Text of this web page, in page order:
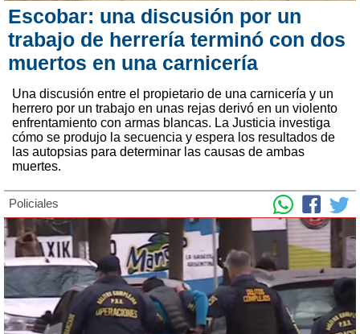
Escobar: una discusión por un
trabajo de herrería terminó con dos
muertos en una carnicería
Una discusión entre el propietario de una carnicería y un
herrero por un trabajo en unas rejas derivó en un violento
enfrentamiento con armas blancas. La Justicia investiga
cómo se produjo la secuencia y espera los resultados de
las autopsias para determinar las causas de ambas
muertes.
Policiales